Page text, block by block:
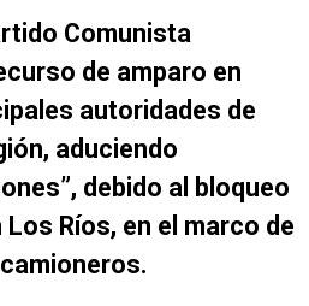
Comunista
de amparo en
autoridades de
aduciendo
debido al bloqueo
Los Ríos, en el marco de